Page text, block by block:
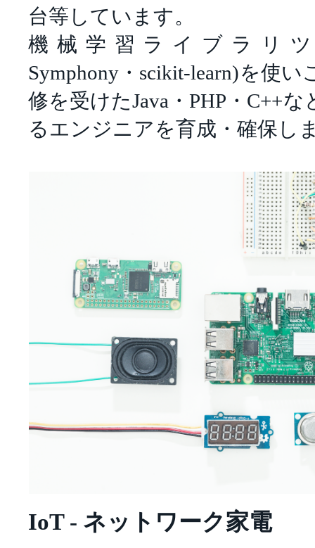
台等しています。
機械学習ライブラリツ
Symphony・scikit-learn)を使
修を受けたJava・PHP・C++
るエンジニアを育成・確保し
IoT - ネットワーク家電